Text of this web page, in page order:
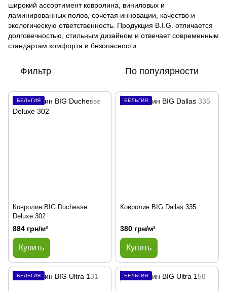
широкий ассортимент ковролина, виниловых и
ламинированных полов, сочетая инновации, качество и
экологическую ответственность. Продукция B.I.G. отличается
долговечностью, стильным дизайном и отвечает современным
стандартам комфорта и безопасности.
Фильтр По популярности
БЕЛЬГИЯ
Ковролин BIG Duchesse
Deluxe 302
884 грн/м²
Купить
БЕЛЬГИЯ
Ковролин BIG Dallas 335
380 грн/м²
Купить
БЕЛЬГИЯ БЕЛЬГИЯ